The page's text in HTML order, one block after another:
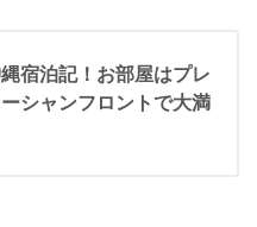
宿泊記！お部屋はプレ
シャンフロントで大満